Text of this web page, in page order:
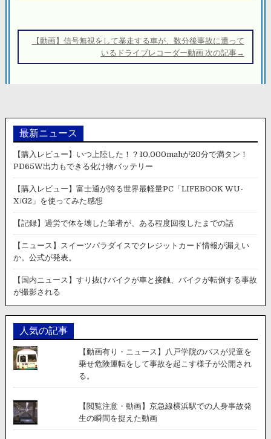
ー 【動画】信号無視をして暴走する車が、数分後事故に遭って
いるドライブレコーダー動画 次の記事→
最新ニュース
【購入レビュー】いつ上陸した！？10,000mahが20分で満タン！
PD65W出力もできる化け物バッテリー
【購入レビュー】富士通が誇る世界最軽量PC「LIFEBOOK WU-
X/G2」を使ってみた感想
【記録】過労で体を壊した筆者が、ある程度回復したまでの話
【ニュース】スイーツパラダイスでクレジットカード情報が漏えい
か。公式が発表。
【国内ニュース】すり抜けバイクが車と接触、バイクが転倒する事故
が撮影される
人気の記事
【動画有り・ニュース】八戸学院のバスが児童を
乗せ危険運転をして事故を起こす様子が公開され
る。
【閲覧注意・動画】京急線横浜駅での人身事故発
生の瞬間を捉えた動画